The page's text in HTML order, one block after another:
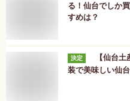
る！仙台でしか
すめは？
決定
【仙台
装で美味しい仙